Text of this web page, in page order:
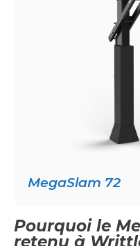
Pourquoi le
retenu à
MegaSlam 72